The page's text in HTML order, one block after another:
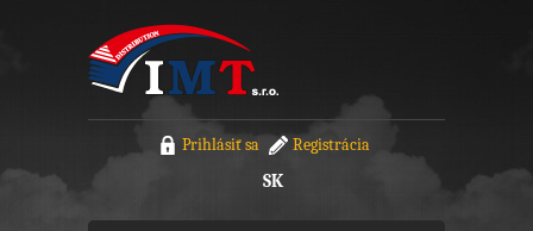
Prihlásiť sa Registrácia
SK